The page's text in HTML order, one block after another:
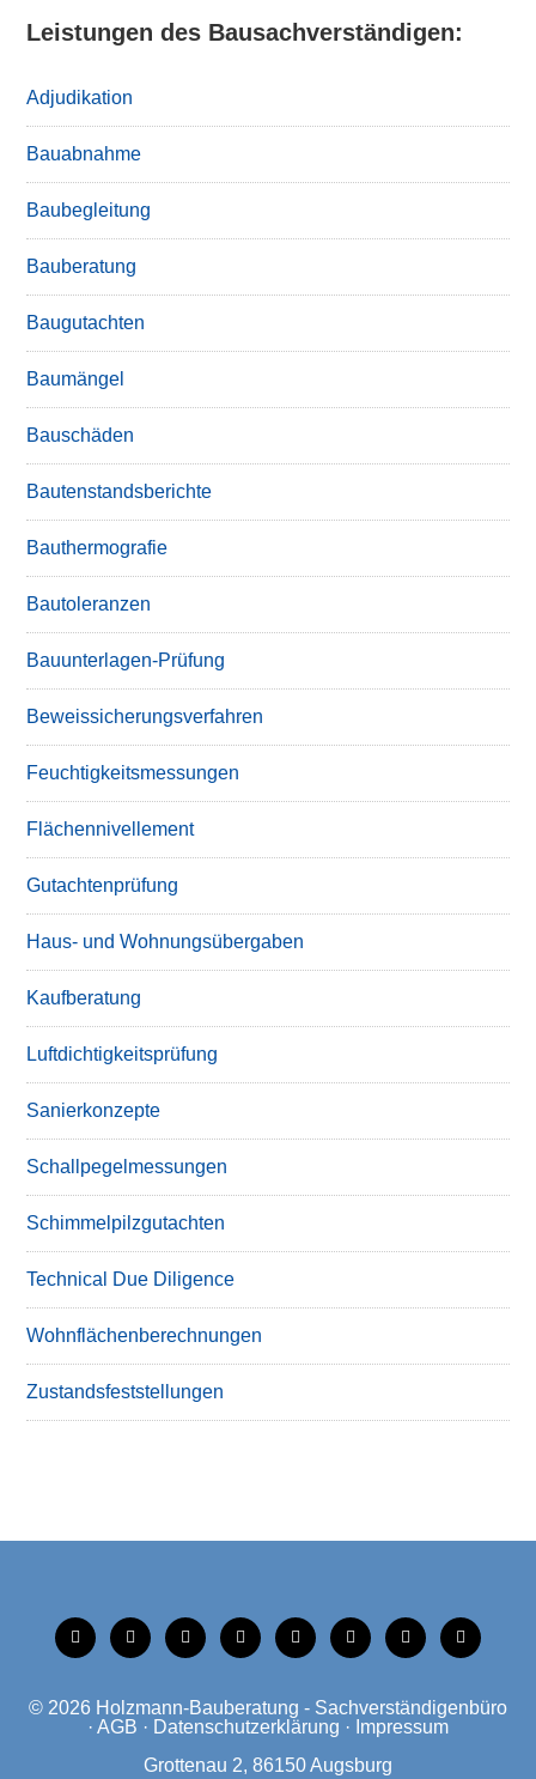
Leistungen des Bausachverständigen:
Adjudikation
Bauabnahme
Baubegleitung
Bauberatung
Baugutachten
Baumängel
Bauschäden
Bautenstandsberichte
Bauthermografie
Bautoleranzen
Bauunterlagen-Prüfung
Beweissicherungsverfahren
Feuchtigkeitsmessungen
Flächennivellement
Gutachtenprüfung
Haus- und Wohnungsübergaben
Kaufberatung
Luftdichtigkeitsprüfung
Sanierkonzepte
Schallpegelmessungen
Schimmelpilzgutachten
Technical Due Diligence
Wohnflächenberechnungen
Zustandsfeststellungen
tiktok instagramfacebooklinkedinxing linkedinmobilemail
© 2026 Holzmann-Bauberatung - Sachverständigenbüro
· AGB · Datenschutzerklärung · Impressum
Grottenau 2, 86150 Augsburg